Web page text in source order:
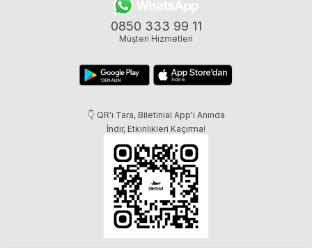
0850 333 99 11
Müşteri Hizmetleri
👇 QR'ı Tara, Biletinial App'i Anında
İndir, Etkinlikleri Kaçırma!